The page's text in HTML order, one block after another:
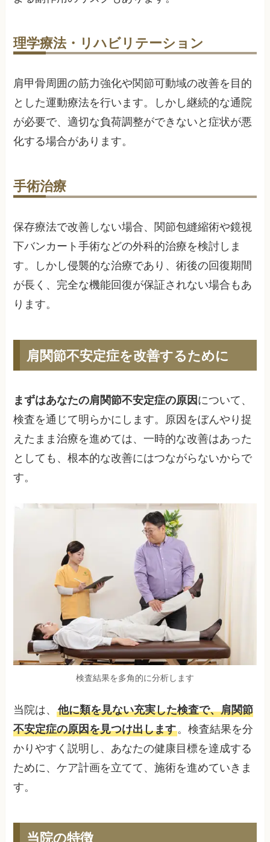
理学療法・リハビリテーション
肩甲骨周囲の筋力強化や関節可動域の改善を目的
とした運動療法を行います。しかし継続的な通院
が必要で、適切な負荷調整ができないと症状が悪
化する場合があります。
手術治療
保存療法で改善しない場合、関節包縫縮術や鏡視
下バンカート手術などの外科的治療を検討しま
す。しかし侵襲的な治療であり、術後の回復期間
が長く、完全な機能回復が保証されない場合もあ
ります。
肩関節不安定症を改善するために
まずはあなたの肩関節不安定症の原因 について、
検査を通じて明らかにします。原因をぼんやり捉
えたまま治療を進めては、一時的な改善はあった
としても、根本的な改善にはつながらないからで
す。
検査結果を多角的に分析します
当院は、他に類を見ない充実した検査で、肩関節
不安定症の原因を見つけ出します。検査結果を分
かりやすく説明し、あなたの健康目標を達成する
ために、ケア計画を立てて、施術を進めていきま
す。
当院の特徴